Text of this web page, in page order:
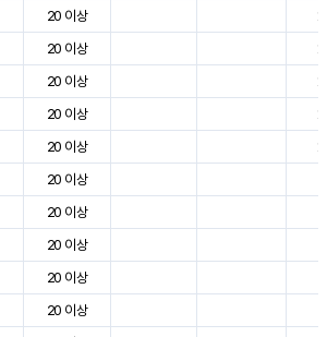
20 이상
20 이상
20 이상
20 이상
20 이상
20 이상
20 이상
20 이상
20 이상
20 이상